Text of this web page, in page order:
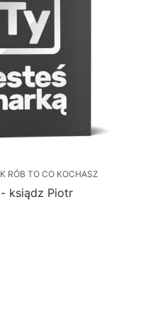
RÓB TO CO KOCHASZ
ksiądz Piotr